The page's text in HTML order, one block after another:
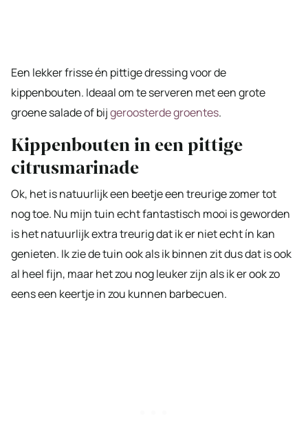
Een lekker frisse én pittige dressing voor de
kippenbouten. Ideaal om te serveren met een grote
groene salade of bijgeroosterde groentes.
Kippenbouten in een pittige
citrusmarinade
Ok, het is natuurlijk een beetje een treurige zomer tot
nog toe. Nu mijn tuin echt fantastisch mooi is geworden
is het natuurlijk extra treurig dat ik er niet echt ín kan
genieten. Ik zie de tuin ook als ik binnen zit dus dat is ook
al heel fijn, maar het zou nog leuker zijn als ik er ook zo
eens een keertje in zou kunnen barbecuen.